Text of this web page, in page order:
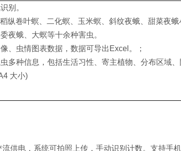
别。
纵卷叶螟、二化螟、玉米螟、斜纹夜蛾、甜菜夜
夜蛾、大螟等十余种害虫。
、虫情图表数据，数据可导出Excel。；
多种信息，包括生活习性、寄主植物、分布区域、
大小)
供电，系统可拍照上传，手动识别计数。支持手